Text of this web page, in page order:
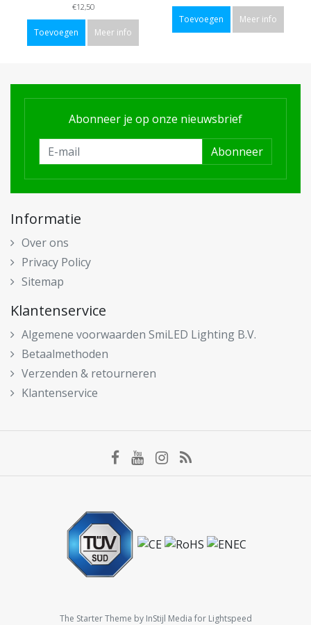
€12,50
Toevoegen Meer info
Toevoegen Meer info
Abonneer je op onze nieuwsbrief
Abonneer
Informatie
Over ons
Privacy Policy
Sitemap
Klantenservice
Algemene voorwaarden SmiLED Lighting B.V.
Betaalmethoden
Verzenden & retourneren
Klantenservice
The Starter Theme by InStijl Media for Lightspeed